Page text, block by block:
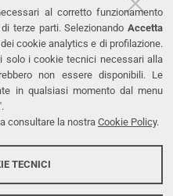
al corretto funzionamento
terze parti. Selezionando Accetta
cookie analytics e di profilazione.
solo i cookie tecnici necessari alla
non essere disponibili. Le
in qualsiasi momento dal menu
consultare la nostra Cookie Policy.
TECNICI